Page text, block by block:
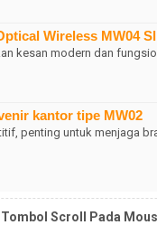
Wireless MW04
kesan modern dan
kantor tipe MW02
penting untuk menjaga
Scroll Pada